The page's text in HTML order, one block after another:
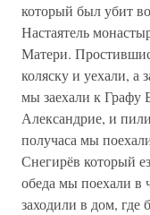
который был убит
Настаятель
Матери.
коляску и уехали, а
мы заехали к Графу
Александрие, и
получаса мы
Снегирёв который
обеда мы поехали в
заходили в дом, где